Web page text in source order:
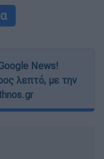
News!
λεπτό, με την